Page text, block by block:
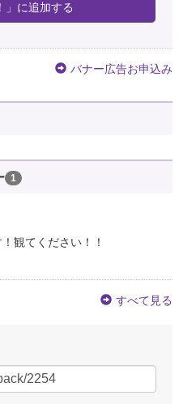
」に追加する
バナー広告お申込み
1
観てください！！
すべて見る